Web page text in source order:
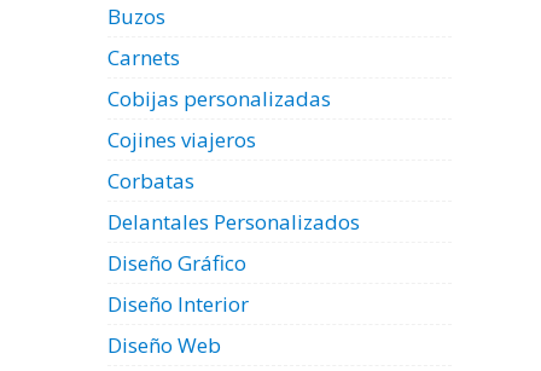
Buzos
Carnets
Cobijas personalizadas
Cojines viajeros
Corbatas
Delantales Personalizados
Diseño Gráfico
Diseño Interior
Diseño Web